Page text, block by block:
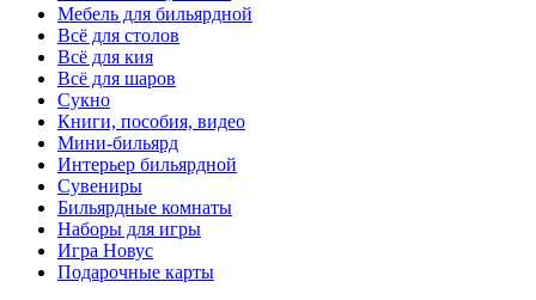
Мебель для бильярдной
Всё для столов
Всё для кия
Всё для шаров
Сукно
Книги, пособия, видео
Мини-бильярд
Интерьер бильярдной
Сувениры
Бильярдные комнаты
Наборы для игры
Игра Новус
Подарочные карты